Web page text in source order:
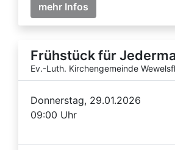
mehr Infos
Frühstück für
Ev.-Luth. Kirchengemeinde
Donnerstag, 29.01.2026
09:00 Uhr